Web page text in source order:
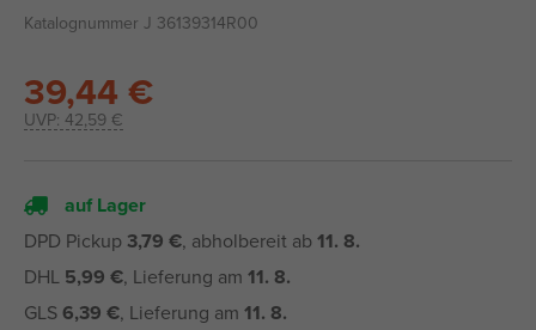
Katalognummer J 36139314R00
UVP: 42,59 €
39,44 €
auf Lager
DPD Pickup 3,79 €, abholbereit ab 11. 8.
DHL 5,99 €, Lieferung am 11. 8.
GLS6,39 €, Lieferung am 11. 8.